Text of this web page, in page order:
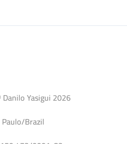
Yasigui 2026
Brazil